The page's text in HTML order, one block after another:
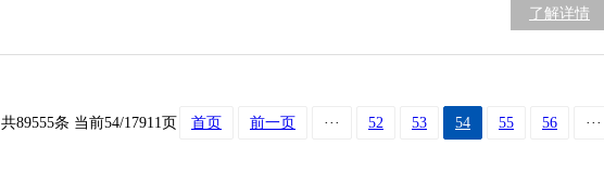
了解详情
共89555条 当前54/17911页 首页 前一页 ··· 52 53 54 55 56 ···